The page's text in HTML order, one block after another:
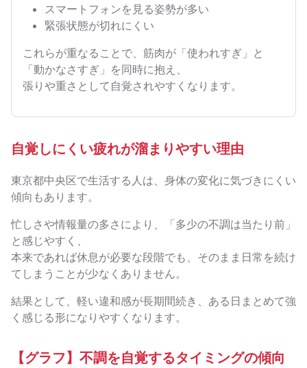
スマートフォンを見る姿勢が多い
緊張状態が切れにくい
これらが重なることで、筋肉が「使われすぎ」と
「動かなさすぎ」を同時に抱え、
張りや重さとして自覚されやすくなります。
自覚しにくい疲れが溜まりやすい理由
東京都中央区で生活する人は、身体の変化に気づきにくい
傾向もあります。
忙しさや情報量の多さにより、「多少の不調は当たり前」
と感じやすく、
本来であれば休息が必要な段階でも、そのまま日常を続け
てしまうことが少なくありません。
結果として、軽い違和感が長期間続き、ある日まとめて強
く感じる形になりやすくなります。
【グラフ】不調を自覚するタイミングの傾向